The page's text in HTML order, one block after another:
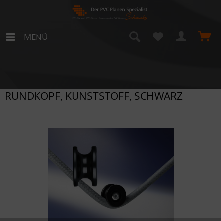
MENÜ
RUNDKOPF, KUNSTSTOFF, SCHWARZ